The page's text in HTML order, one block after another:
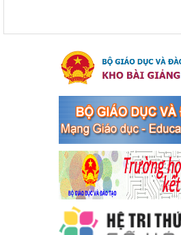
của Thủ tướng Chính phủ về tăng
tranh tội phạm, vi phạm pháp luật
tổ chức đánh bạc và đánh bạc
Kế hoạch thực hiện Chỉ thị số 16/CT-
phạm, vi phạm pháp luật liên quan
bạc và đánh bạc
Ngày ban hành: 04/03/2024
Kế hoạch Tổ chức Hội trại truyền
Cát Lần thứ VIII, năm học 2023-2024
Kế hoạch Tổ chức Hội trại truyền
Lần thứ VIII, năm học 2023-2024
Ngày ban hành: 28/12/2023